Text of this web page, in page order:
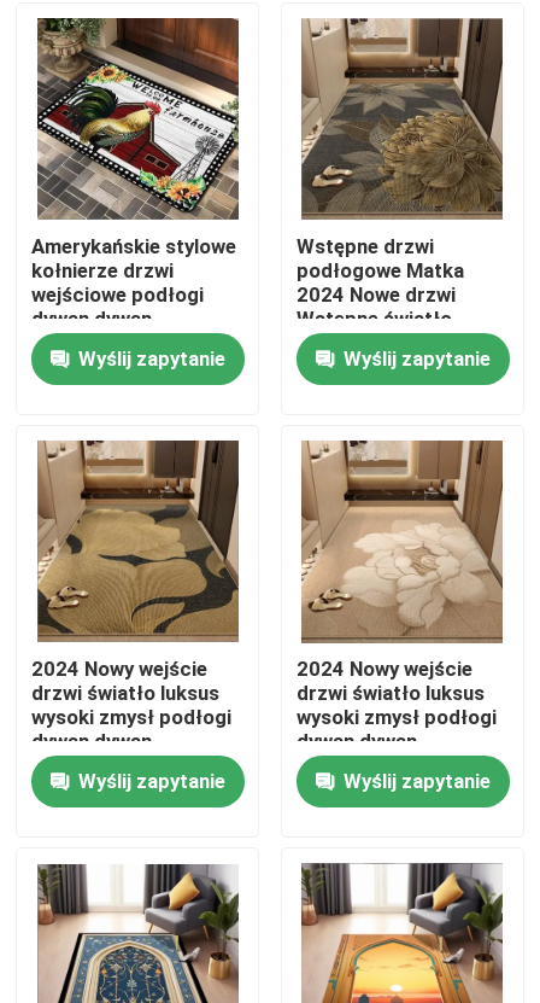
Dom
Produkty
Filmy
O nas
Wycieczka po fabryce
Kontrola jakości
Poprosić o wycenę
Dywany podłogowe do sypialni
Dywany podłogowe do salonu
Amerykańskie stylowe
kołnierze drzwi
wejściowe podłogi
dywan dywan
Wyślij zapytanie
Wstępne drzwi
podłogowe Matka
2024 Nowe drzwi
Wstępne światło
Luksusowy wysoki
rozsądek podłogowy
dywan
Wyślij zapytanie
2024 Nowy wejście
drzwi światło luksus
wysoki zmysł podłogi
dywan dywan
Wyślij zapytanie
2024 Nowy wejście
drzwi światło luksus
wysoki zmysł podłogi
dywan dywan
Wyślij zapytanie